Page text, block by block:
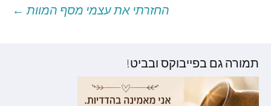
החזרתי את עצמי מסף המוות ←
תמורה גם בפייבוקס ובביט!